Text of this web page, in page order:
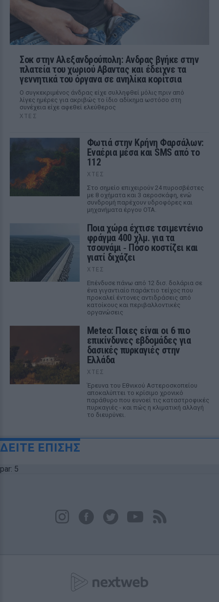
Σοκ στην Αλεξανδρούπολη: Ανδρας βγήκε στην
πλατεία του χωριού Αβαντας και έδειχνε τα
γεννητικά του όργανα σε ανηλίκα κορίτσια
Ο συγκεκριμένος άνδρας είχε συλληφθεί μόλις πριν από
λίγες ημέρες για ακριβώς το ίδιο αδίκημα ωστόσο στη
συνέχεια είχε αφεθεί ελεύθερος
ΧΤΕΣ
Φωτιά στην Κρήνη Φαρσάλων:
Εναέρια μέσα και SMS από το
112
ΧΤΕΣ
Στο σημείο επιχειρούν 24 πυροσβέστες
με 8 οχήματα και 3 αεροσκάφη, ενώ
συνδρομή παρέχουν υδροφόρες και
μηχανήματα έργου ΟΤΑ.
Ποια χώρα έχτισε τσιμεντένιο
φράγμα 400 χλμ. για τα
τσουνάμι ‑ Πόσο κοστίζει και
γιατί διχάζει
ΧΤΕΣ
Επένδυσε πάνω από 12 δισ. δολάρια σε
ένα γιγαντιαίο παράκτιο τείχος που
προκαλεί έντονες αντιδράσεις από
κατοίκους και περιβαλλοντικές
οργανώσεις
Meteo: Ποιες είναι οι 6 πιο
επικίνδυνες εβδομάδες για
δασικές πυρκαγιές στην
Ελλάδα
ΧΤΕΣ
Έρευνα του Εθνικού Αστεροσκοπείου
αποκαλύπτει το κρίσιμο χρονικό
παράθυρο που ευνοεί τις καταστροφικές
πυρκαγιές - και πώς η κλιματική αλλαγή
το διευρύνει.
ΔΕΙΤΕ ΕΠΙΣΗΣ
par: 5